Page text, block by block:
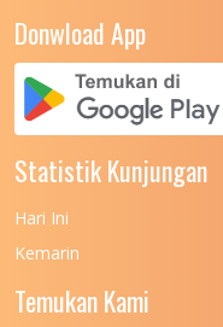
UNIVERSITAS
UNIVERSITAS
UNIVERSITAS
(UPN)
UNIVERSITAS
Donwload App
Statistik Kunjungan
Hari Ini
Kemarin
Temukan Kami